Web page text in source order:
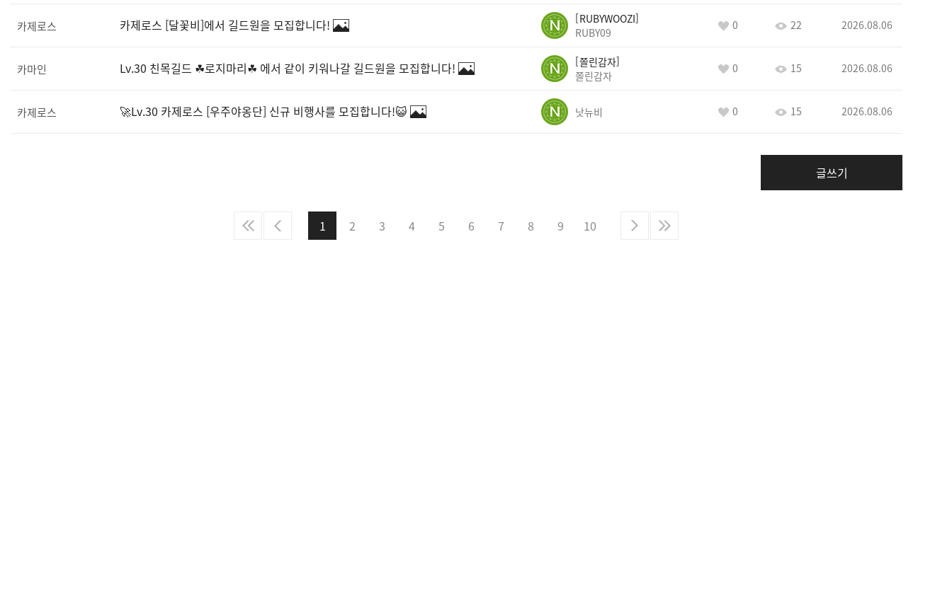
카제로스 카제로스 [달꽃비]에서 길드원을 모집합니다!
RUBYWOOZI
RUBY09
0 22 2026.08.06
카마인 Lv.30 친목길드 ☘로지마리☘ 에서 같이 키워나갈 길드원을 모집합니다!
쫄린감자
쫄린감자
0 15 2026.08.06
카제로스 🚀Lv.30 카제로스 [우주야옹단] 신규 비행사를 모집합니다!😺 낫뉴비 0 15 2026.08.06
글쓰기
1 2 3 4 5 6 7 8 9 10